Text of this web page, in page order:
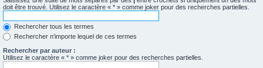
doit être trouvé. Utilisez le caractère « * » comme joker pour des recherches partielles.
Rechercher tous les termes
Rechercher n’importe lequel de ces termes
Rechercher par auteur :
Utilisez le caractère « * » comme joker pour des recherches partielles.